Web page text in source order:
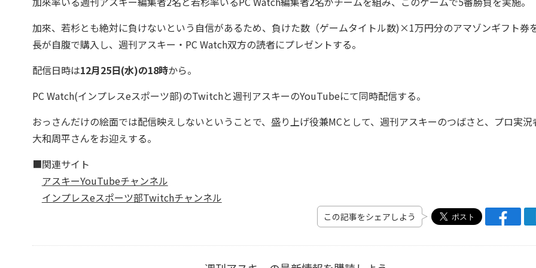
加來、若杉とも絶対に負けないという⾃信があるため、負けた数（ゲームタイトル数)×1万円分のアマゾンギフト券
⻑が⾃腹で購⼊し、週刊アスキー・PC Watch双⽅の読者にプレゼントする。
配信⽇時は12⽉25⽇(⽔)の18時から。
PC Watch(インプレスeスポーツ部)のTwitchと週刊アスキーのYouTubeにて同時配信する。
おっさんだけの絵⾯では配信映えしないということで、盛り上げ役兼MCとして、週刊アスキーのつばさと、プロ実況
⼤和周平さんをお迎えする。
■関連サイト
アスキーYouTubeチャンネル
インプレスeスポーツ部Twitchチャンネル
この記事をシェアしよう